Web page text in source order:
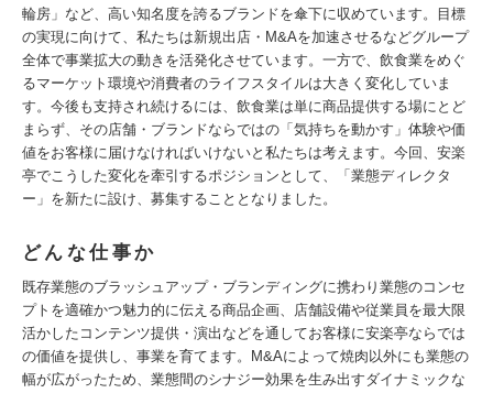
輪房」など、高い知名度を誇るブランドを傘下に収めています。目標
の実現に向けて、私たちは新規出店・M&Aを加速させるなどグループ
全体で事業拡大の動きを活発化させています。一方で、飲食業をめぐ
るマーケット環境や消費者のライフスタイルは大きく変化していま
す。今後も支持され続けるには、飲食業は単に商品提供する場にとど
まらず、その店舗・ブランドならではの「気持ちを動かす」体験や価
値をお客様に届けなければいけないと私たちは考えます。今回、安楽
亭でこうした変化を牽引するポジションとして、「業態ディレクタ
ー」を新たに設け、募集することとなりました。
どんな仕事か
既存業態のブラッシュアップ・ブランディングに携わり業態のコンセ
プトを適確かつ魅力的に伝える商品企画、店舗設備や従業員を最大限
活かしたコンテンツ提供・演出などを通してお客様に安楽亭ならでは
の価値を提供し、事業を育てます。M&Aによって焼肉以外にも業態の
幅が広がったため、業態間のシナジー効果を生み出すダイナミックな